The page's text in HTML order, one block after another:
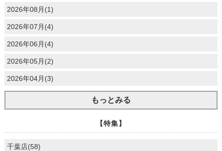
2026年08月(1)
2026年07月(4)
2026年06月(4)
2026年05月(2)
2026年04月(3)
もっとみる
【特集】
千葉店(58)